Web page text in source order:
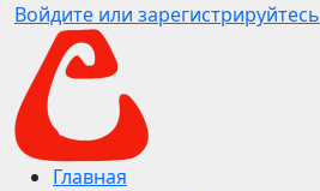
Войдите или зарегистрируйтесь
Главная